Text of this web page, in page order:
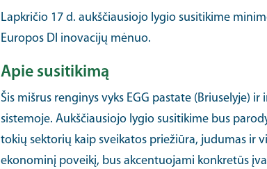
Lapkričio 17 d. aukščiausiojo lygio susitikime
Europos DI inovacijų mėnuo.
Apie susitikimą
Šis mišrus renginys vyks EGG pastate
sistemoje. Aukščiausiojo lygio susitikime bus
tokių sektorių kaip sveikatos priežiūra, judumas ir
ekonominį poveikį, bus akcentuojami konkretūs